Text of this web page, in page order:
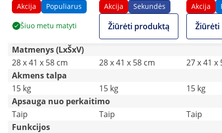
Akcija Populiarus
Šiuo metu matyti
krosnelė - 6 kW - nuo
30 iki 110 °C
Akcija Sekundės
Žiūrėti produktą
- su
Akcija
Matmenys (LxŠxV)
28 x 41 x 58 cm
28 x 41 x 58 cm
27 x 41 x
Akmens talpa
15 kg
15 kg
15 kg
Apsauga nuo perkaitimo
Taip
Taip
Taip
Funkcijos